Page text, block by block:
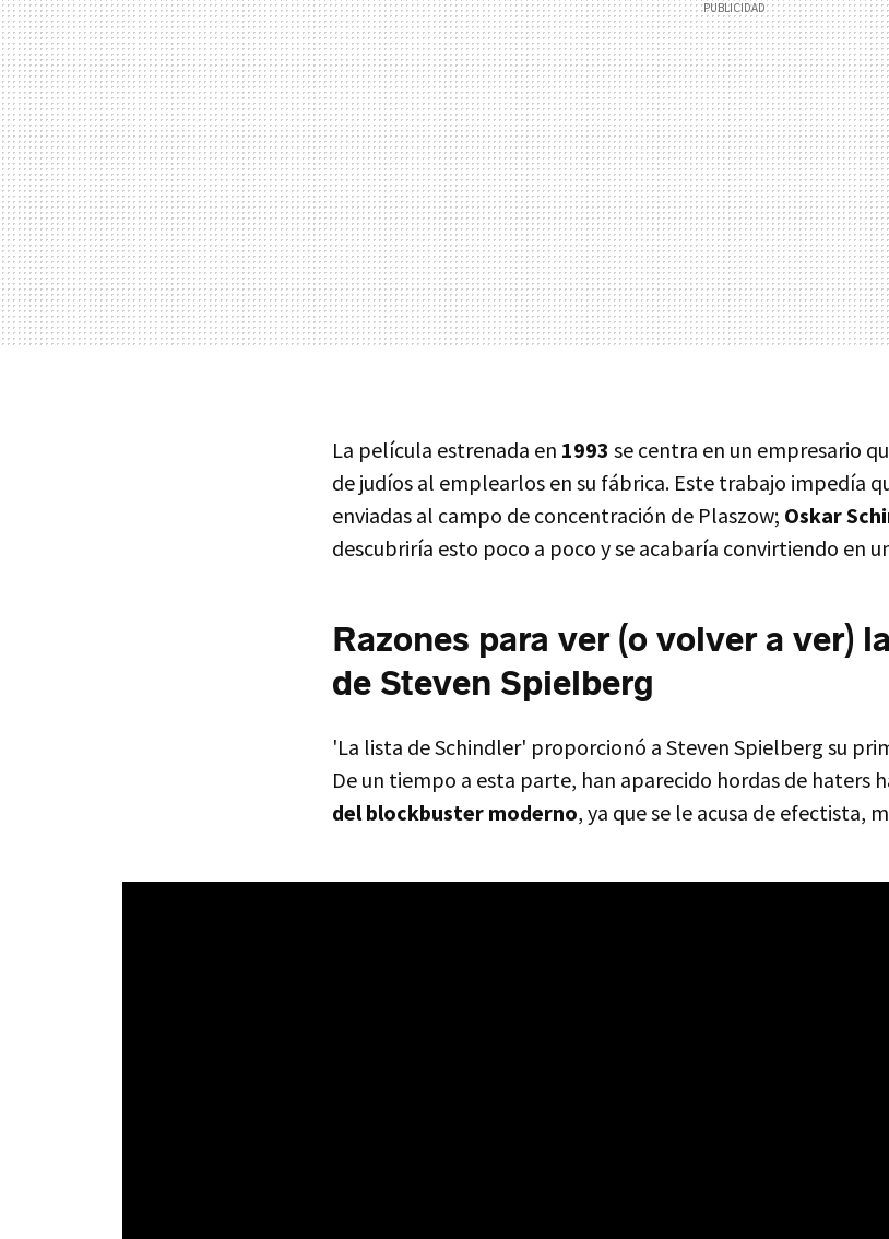
La película estrenada en 1993 se centra en un empresario
de judíos al emplearlos en su fábrica. Este trabajo impedía
enviadas al campo de concentración de Plaszow; Oskar
descubriría esto poco a poco y se acabaría convirtiendo en
Razones para ver (o volver a ver)
de Steven Spielberg
'La lista de Schindler' proporcionó a Steven Spielberg su
De un tiempo a esta parte, han aparecido hordas de haters
del blockbuster moderno, ya que se le acusa de efectista,